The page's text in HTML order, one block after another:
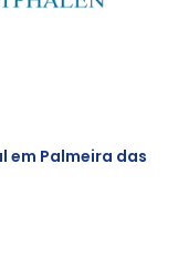
em Palmeira das